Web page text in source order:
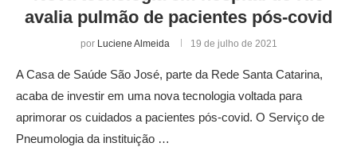
avalia pulmão de pacientes pós-covid
por Luciene Almeida 19 de julho de 2021
A Casa de Saúde São José, parte da Rede Santa Catarina,
acaba de investir em uma nova tecnologia voltada para
aprimorar os cuidados a pacientes pós-covid. O Serviço de
Pneumologia da instituição …